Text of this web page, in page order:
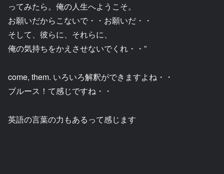
ってみたら。俺の人生へようこそ。
お願いだからこないで・・お願いだ・・
そして、彼らに、それらに、
俺の気持ちをかえさせないでくれ・・”
come, them. いろいろ解釈ができますよね・・
ブルース！て感じですね・・
英語の言葉の力もあるって感じます